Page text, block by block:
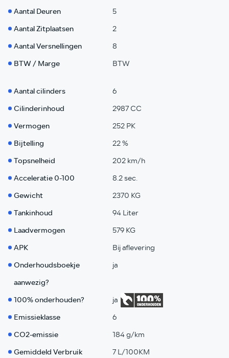
Aantal Deuren
5
Aantal Zitplaatsen
2
Aantal Versnellingen
8
BTW / Marge
BTW
Aantal cilinders
6
Cilinderinhoud
2987 CC
Vermogen
252 PK
Bijtelling
22 %
Topsnelheid
202 km/h
Acceleratie 0-100
8.2 sec.
Gewicht
2370 KG
Tankinhoud
94 Liter
Laadvermogen
579 KG
APK
Bij aflevering
Onderhoudsboekje
aanwezig?
ja
100% onderhouden?
ja
Emissieklasse
6
CO2-emissie
184 g/km
Gemiddeld Verbruik
7 L/100KM